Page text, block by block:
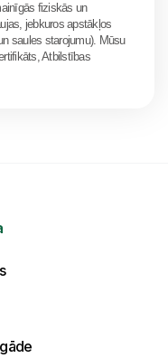
fiziskās un
jebkuros apstākļos
saules starojumu). Mūsu
Atbilstības